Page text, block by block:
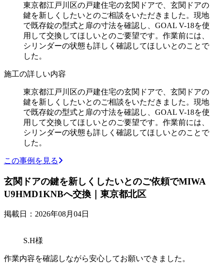
東京都江戸川区の戸建住宅の玄関ドアで、玄関ドアの
鍵を新しくしたいとのご相談をいただきました。現地
で既存錠の型式と扉の寸法を確認し、GOAL V-18を使
用して交換してほしいとのご要望です。作業前には、
シリンダーの状態も詳しく確認してほしいとのことで
した。
施工の詳しい内容
東京都江戸川区の戸建住宅の玄関ドアで、玄関ドアの
鍵を新しくしたいとのご相談をいただきました。現地
で既存錠の型式と扉の寸法を確認し、GOAL V-18を使
用して交換してほしいとのご要望です。作業前には、
シリンダーの状態も詳しく確認してほしいとのことで
した。
この事例を見る
玄関ドアの鍵を新しくしたいとのご依頼でMIWA
U9HMD1KNBへ交換｜東京都北区
掲載日：2026年08月04日
S.H様
作業内容を確認しながら安心してお願いできました。